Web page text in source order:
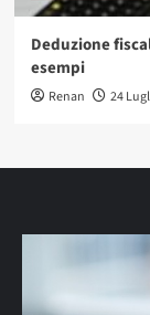
Deduzione
esempi
Renan 24